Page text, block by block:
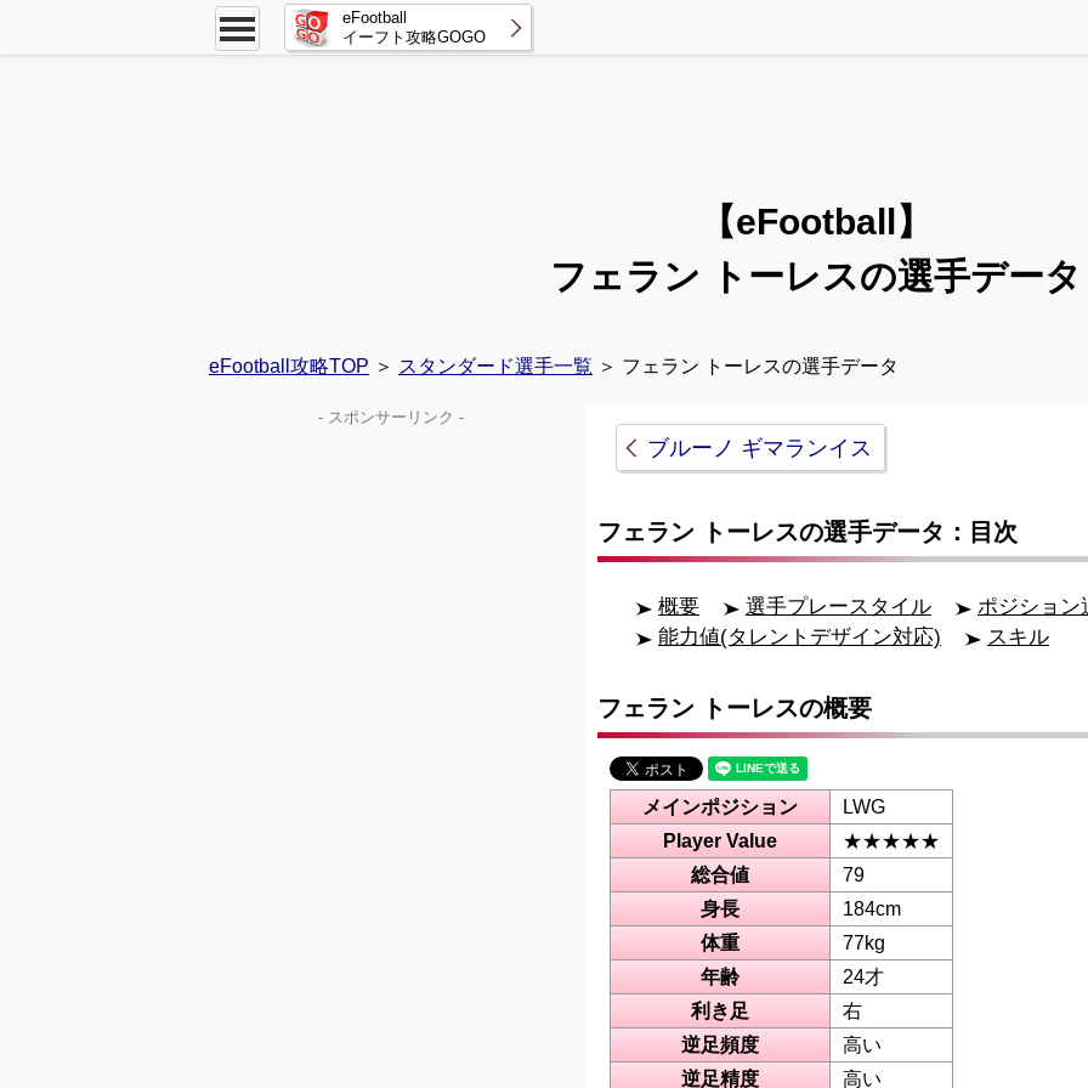
eFootball
イーフト攻略GOGO
【eFootball】
フェラン トーレスの選手データ
eFootball攻略TOP ＞ スタンダード選手一覧 ＞ フェラン トーレスの選手データ
ブルーノ ギマランイス
フェラン トーレスの選手データ：目次
概要 選手プレースタイル
ポジション
能力値(タレントデザイン対応)
スキル
フェラン トーレスの概要
メインポジション
LWG
Player Value
★★★★★
総合値
79
身長
184cm
体重
77kg
年齢
24才
利き足
右
逆足頻度
高い
逆足精度
高い
- スポンサーリンク -